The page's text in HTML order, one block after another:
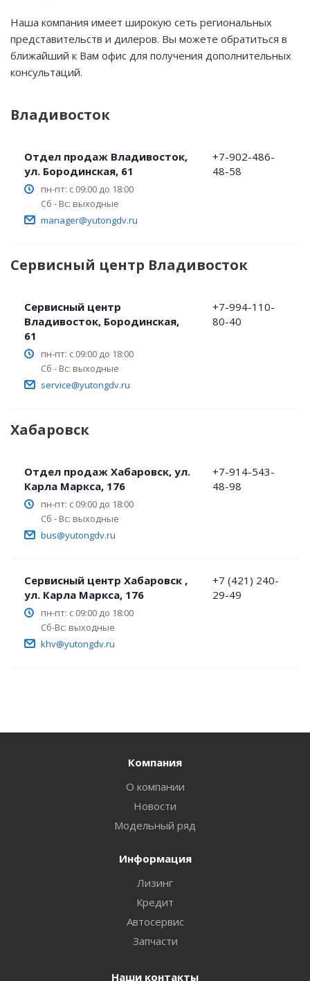
Наша компания имеет широкую сеть региональных
представительств и дилеров. Вы можете обратиться в
ближайший к Вам офис для получения дополнительных
консультаций.
Владивосток
Отдел продаж Владивосток,
ул. Бородинская, 61
пн-пт: с 09:00 до 18:00
Сб - Вс: выходные
manager@yutongdv.ru
+7-902-486-
48-58
Сервисный центр Владивосток
Сервисный центр
Владивосток, Бородинская,
61
пн-пт: с 09:00 до 18:00
Сб - Вс: выходные
service@yutongdv.ru
+7-994-110-
80-40
Хабаровск
Отдел продаж Хабаровск, ул.
Карла Маркса, 176
пн-пт: с 09:00 до 18:00
Сб - Вс: выходные
bus@yutongdv.ru
+7-914-543-
48-98
Сервисный центр Хабаровск ,
ул. Карла Маркса, 176
пн-пт: с 09:00 до 18:00
Сб-Вс: выходные
khv@yutongdv.ru
+7 (421) 240-
29-49
Компания
О компании
Новости
Модельный ряд
Информация
Лизинг
Кредит
Автосервис
Запчасти
Наши контакты